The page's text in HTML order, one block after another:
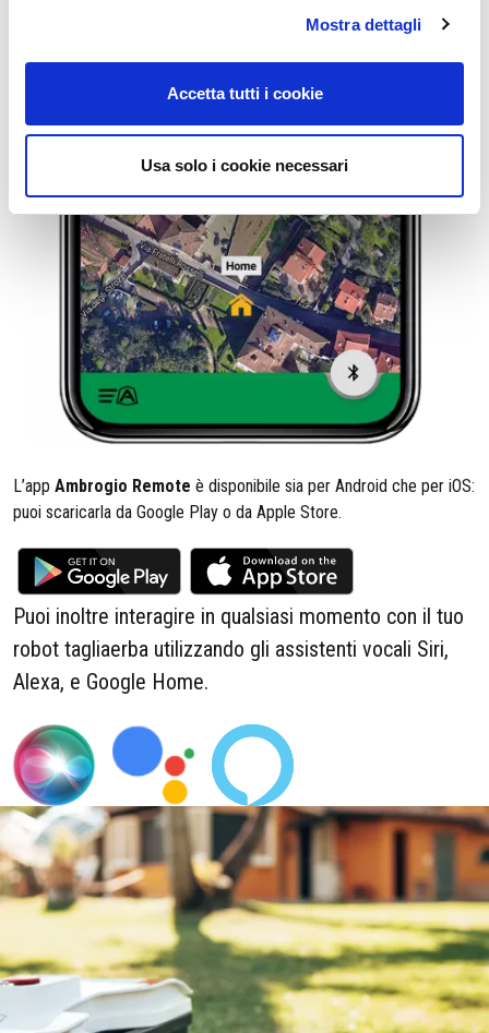
Mostra dettagli
Accetta tutti i cookie
Usa solo i cookie necessari
L’app Ambrogio Remote è disponibile sia per Android che per iOS:
puoi scaricarla da Google Play o da Apple Store.
Puoi inoltre interagire in qualsiasi momento con il tuo
robot tagliaerba utilizzando gli assistenti vocali Siri,
Alexa, e Google Home.